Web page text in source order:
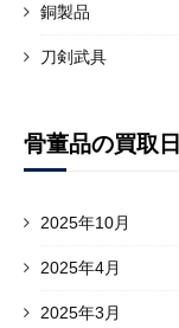
銅製品
刀剣武具
骨董品の買取
2025年10月
2025年4月
2025年3月